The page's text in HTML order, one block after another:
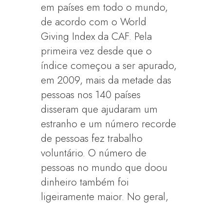
em países em todo o mundo,
de acordo com o World
Giving Index da CAF. Pela
primeira vez desde que o
índice começou a ser apurado,
em 2009, mais da metade das
pessoas nos 140 países
disseram que ajudaram um
estranho e um número recorde
de pessoas fez trabalho
voluntário. O número de
pessoas no mundo que doou
dinheiro também foi
ligeiramente maior. No geral,